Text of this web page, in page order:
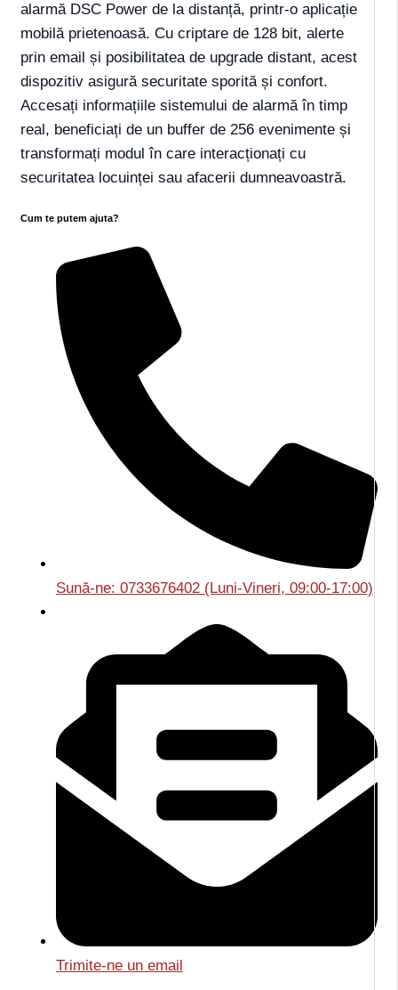
alarmă DSC Power de la distanță, printr-o aplicație
mobilă prietenoasă. Cu criptare de 128 bit, alerte
prin email și posibilitatea de upgrade distant, acest
dispozitiv asigură securitate sporită și confort.
Accesați informațiile sistemului de alarmă în timp
real, beneficiați de un buffer de 256 evenimente și
transformați modul în care interacționați cu
securitatea locuinței sau afacerii dumneavoastră.
Cum te putem ajuta?
Sună-ne: 0733676402 (Luni-Vineri, 09:00-17:00)
Trimite-ne un email